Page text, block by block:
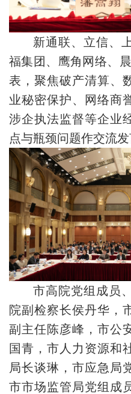
新通联、立信、
福集团、鹰角网络、
表，聚焦破产清算、
业秘密保护、网络商
涉企执法监督等企业
点与瓶颈问题作交流
市高院党组成员
院副检察长侯丹华，
副主任陈彦峰，市公
国青，市人力资源和
局长谈琳，市应急局
市市场监管局党组成